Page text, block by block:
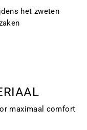
het zweten
maximaal comfort